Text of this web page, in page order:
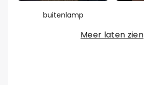
buitenlamp
Meer laten zien